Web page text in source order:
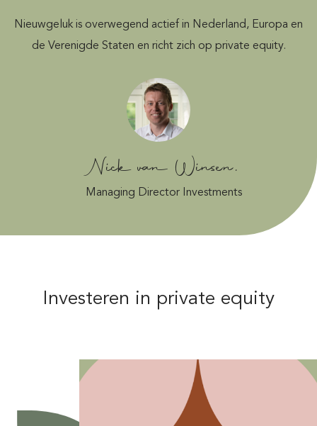
Nieuwgeluk is overwegend actief in Nederland, Europa en
de Verenigde Staten en richt zich op private equity.
Nick van Winsen,
Managing Director Investments
Investeren in private equity